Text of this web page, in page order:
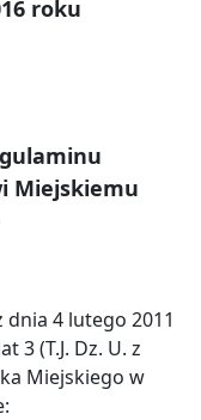
roku
Miejskiemu
4 lutego 2011
3 (T.J. Dz. U. z
Miejskiego w